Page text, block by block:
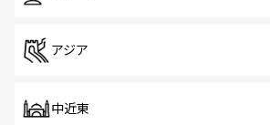
アジア
中近東